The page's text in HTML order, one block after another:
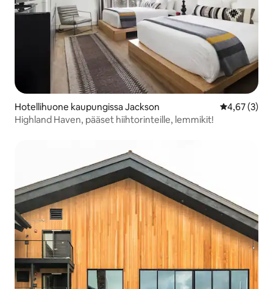
Hotellihuone kaupungissa Jackson
4,67 (3)
Highland Haven, pääset hiihtorinteille, lemmikit!